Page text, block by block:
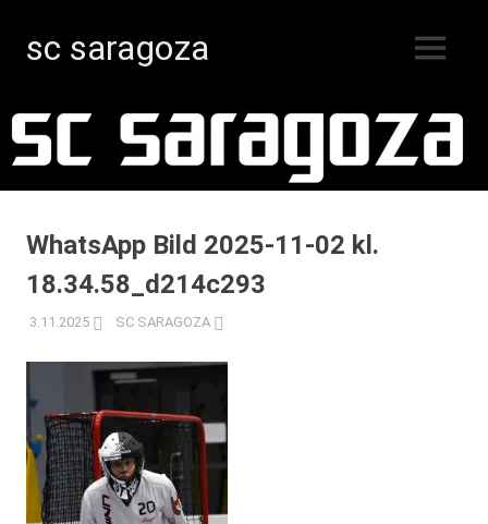
innehåll
sc saragoza
Kristinestad
sedan
MENY
WhatsApp Bild 2025-11-02 kl.
18.34.58_d214c293
3.11.2025 SC SARAGOZA